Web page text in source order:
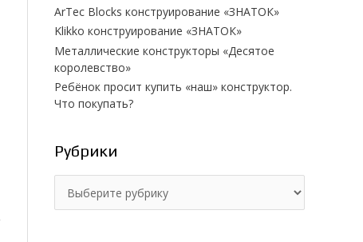
ArTec Blocks конструирование «ЗНАТОК»
Klikko конструирование «ЗНАТОК»
Металлические конструкторы «Десятое
королевство»
Ребёнок просит купить «наш» конструктор.
Что покупать?
Рубрики